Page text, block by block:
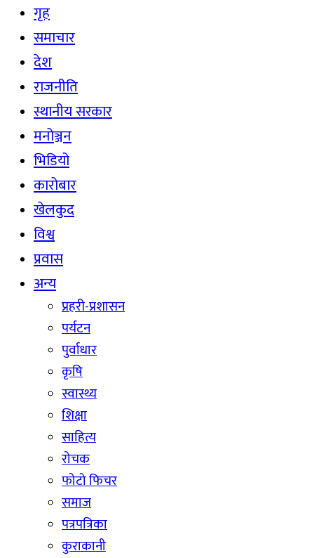
गृह
समाचार
देश
राजनीति
स्थानीय सरकार
मनोञ्जन
भिडियो
कारोबार
खेलकुद
विश्व
प्रवास
अन्य
प्रहरी-प्रशासन
पर्यटन
पुर्वाधार
कृषि
स्वास्थ्य
शिक्षा
साहित्य
रोचक
फोटो फिचर
समाज
पत्रपत्रिका
कुराकानी